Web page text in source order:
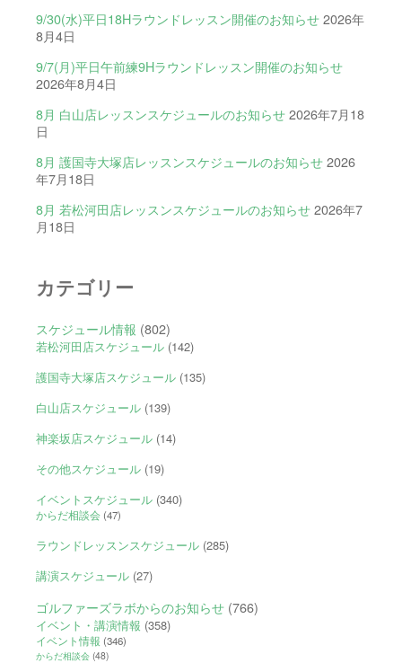
9/30(水)平日18Hラウンドレッスン開催のお知らせ 2026年
8月4日
9/7(月)平日午前練9Hラウンドレッスン開催のお知らせ
2026年8月4日
8月 白山店レッスンスケジュールのお知らせ 2026年7月18
日
8月 護国寺大塚店レッスンスケジュールのお知らせ 2026
年7月18日
8月 若松河田店レッスンスケジュールのお知らせ 2026年7
月18日
カテゴリー
スケジュール情報 (802)
若松河田店スケジュール(142)
護国寺大塚店スケジュール(135)
白山店スケジュール(139)
神楽坂店スケジュール(14)
その他スケジュール(19)
イベントスケジュール(340)
からだ相談会(47)
ラウンドレッスンスケジュール(285)
講演スケジュール(27)
ゴルファーズラボからのお知らせ(766)
イベント・講演情報 (358)
イベント情報 (346)
からだ相談会(48)